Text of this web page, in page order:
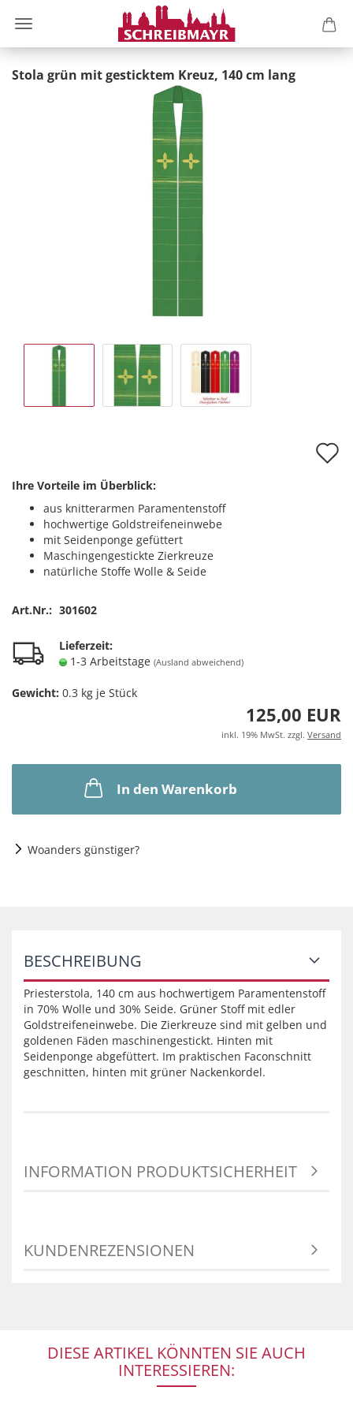
Stola grün mit gesticktem Kreuz, 140 cm lang
Ihre Vorteile im Überblick:
aus knitterarmen Paramentenstoff
hochwertige Goldstreifeneinwebe
mit Seidenponge gefüttert
Maschingengestickte Zierkreuze
natürliche Stoffe Wolle & Seide
Art.Nr.: 301602
Lieferzeit:
1-3 Arbeitstage (Ausland abweichend)
Gewicht: 0.3 kg je Stück
125,00 EUR
inkl. 19% MwSt. zzgl. Versand
In den Warenkorb
Woanders günstiger?
BESCHREIBUNG
Priesterstola, 140 cm aus hochwertigem Paramentenstoff
in 70% Wolle und 30% Seide. Grüner Stoff mit edler
Goldstreifeneinwebe. Die Zierkreuze sind mit gelben und
goldenen Fäden maschinengestickt. Hinten mit
Seidenponge abgefüttert. Im praktischen Faconschnitt
geschnitten, hinten mit grüner Nackenkordel.
INFORMATION PRODUKTSICHERHEIT
KUNDENREZENSIONEN
DIESE ARTIKEL KÖNNTEN SIE AUCH
INTERESSIEREN: